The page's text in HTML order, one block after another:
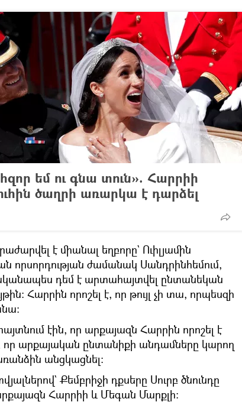
եմ ու գնա տուն». Հարրիի
ծաղրի առարկա է դարձել
է միանալ եղբորը` Ուիլյամին
որսորդության ժամանակ Սանդրինհեմում,
դեմ է արտահայտվել ընտանեկան
Հարրին որոշել է, որ թույլ չի տա, որպեսզի
էին, որ արքայազն Հարրին որոշել է
արքայական ընտանիքի անդամները կարող
անցկացնել։
Քեմբրիջի դքսերը Սուրբ ծնունդը
Հարրիի և Մեգան Մարքլի։